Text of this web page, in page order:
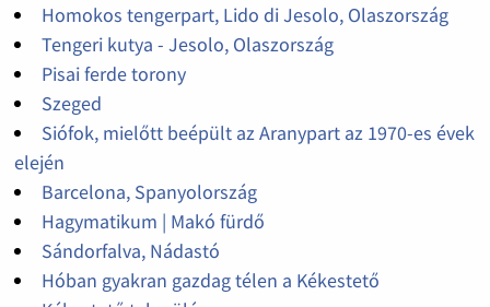
Homokos tengerpart, Lido di Jesolo, Olaszország
Tengeri kutya - Jesolo, Olaszország
Pisai ferde torony
Szeged
Siófok, mielőtt beépült az Aranypart az 1970-es évek
elején
Barcelona, Spanyolország
Hagymatikum | Makó fürdő
Sándorfalva, Nádastó
Hóban gyakran gazdag télen a Kékestető